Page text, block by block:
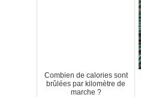
Combien de calories sont
brûlées par kilomètre de
marche ?